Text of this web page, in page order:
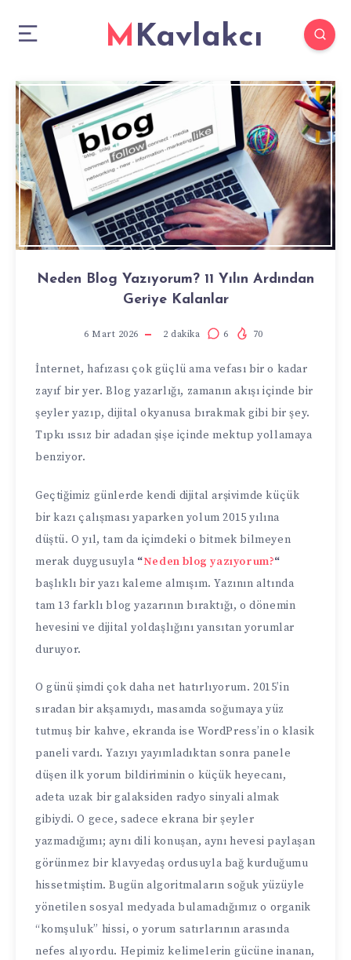
MKavlakcı
Neden Blog Yazıyorum? 11 Yılın Ardından
Geriye Kalanlar
6 Mart 2026 2 dakika 6 70
İnternet, hafızası çok güçlü ama vefası bir o kadar
zayıf bir yer. Blog yazarlığı, zamanın akışı içinde bir
şeyler yazıp, dijital okyanusa bırakmak gibi bir şey.
Tıpkı ıssız bir adadan şişe içinde mektup yollamaya
benziyor.
Geçtiğimiz günlerde kendi dijital arşivimde küçük
bir kazı çalışması yaparken yolum 2015 yılına
düştü. O yıl, tam da içimdeki o bitmek bilmeyen
merak duygusuyla “Neden blog yazıyorum?“
başlıklı bir yazı kaleme almışım. Yazının altında
tam 13 farklı blog yazarının bıraktığı, o dönemin
hevesini ve dijital yoldaşlığını yansıtan yorumlar
duruyor.
O günü şimdi çok daha net hatırlıyorum. 2015’in
sıradan bir akşamıydı, masamda soğumaya yüz
tutmuş bir kahve, ekranda ise WordPress’in o klasik
paneli vardı. Yazıyı yayımladıktan sonra panele
düşen ilk yorum bildiriminin o küçük heyecanı,
adeta uzak bir galaksiden radyo sinyali almak
gibiydi. O gece, sadece ekrana bir şeyler
yazmadığımı; aynı dili konuşan, aynı hevesi paylaşan
görünmez bir klavyedaş ordusuyla bağ kurduğumu
hissetmiştim. Bugün algoritmaların soğuk yüzüyle
yönetilen sosyal medyada bulamadığımız o organik
“komşuluk” hissi, o yorum satırlarının arasında
nefes alıyordu. Hepimiz kelimelerin gücüne inanan,